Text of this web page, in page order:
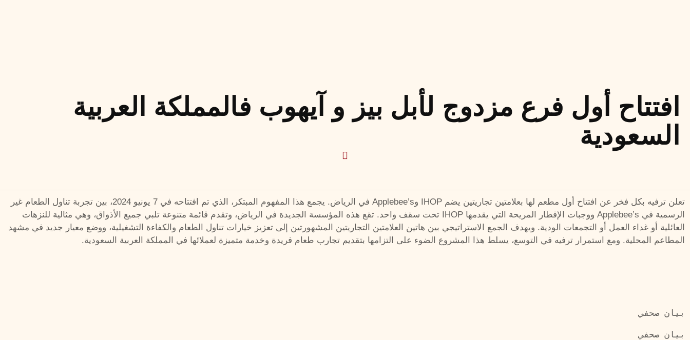
افتتاح أول فرع مزدوج لأبل بيز و آيهوب فالمملكة العربية
السعودية
تعلن ترفيه بكل فخر عن افتتاح أول مطعم لها بعلامتين تجاريتين يضم IHOP وApplebee’s في الرياض. يجمع هذا المفهوم المبتكر، الذي تم افتتاحه في 7 يونيو 2024، بين تجربة تناول الطعام غير
الرسمية في Applebee’s ووجبات الإفطار المريحة التي يقدمها IHOP تحت سقف واحد. تقع هذه المؤسسة الجديدة في الرياض، وتقدم قائمة متنوعة تلبي جميع الأذواق، وهي مثالية للنزهات
العائلية أو غداء العمل أو التجمعات الودية. ويهدف الجمع الاستراتيجي بين هاتين العلامتين التجاريتين المشهورتين إلى تعزيز خيارات تناول الطعام والكفاءة التشغيلية، ووضع معيار جديد في مشهد
المطاعم المحلية. ومع استمرار ترفيه في التوسع، يسلط هذا المشروع الضوء على التزامها بتقديم تجارب طعام فريدة وخدمة متميزة لعملائها في المملكة العربية السعودية.
بيان صحفي
بيان صحفي